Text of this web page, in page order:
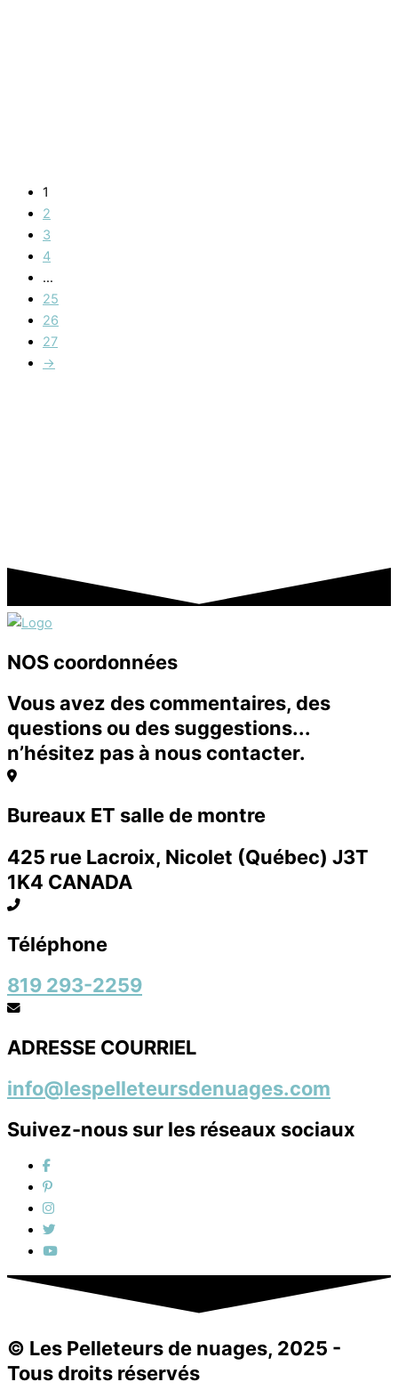
1
2
3
4
…
25
26
27
→
NOS coordonnées
Vous avez des commentaires, des
questions ou des suggestions...
n’hésitez pas à nous contacter.
Bureaux ET salle de montre
425 rue Lacroix, Nicolet (Québec) J3T
1K4 CANADA
Téléphone
819 293-2259
ADRESSE COURRIEL
info@lespelleteursdenuages.com
Suivez-nous sur les réseaux sociaux
© Les Pelleteurs de nuages, 2025 -
Tous droits réservés